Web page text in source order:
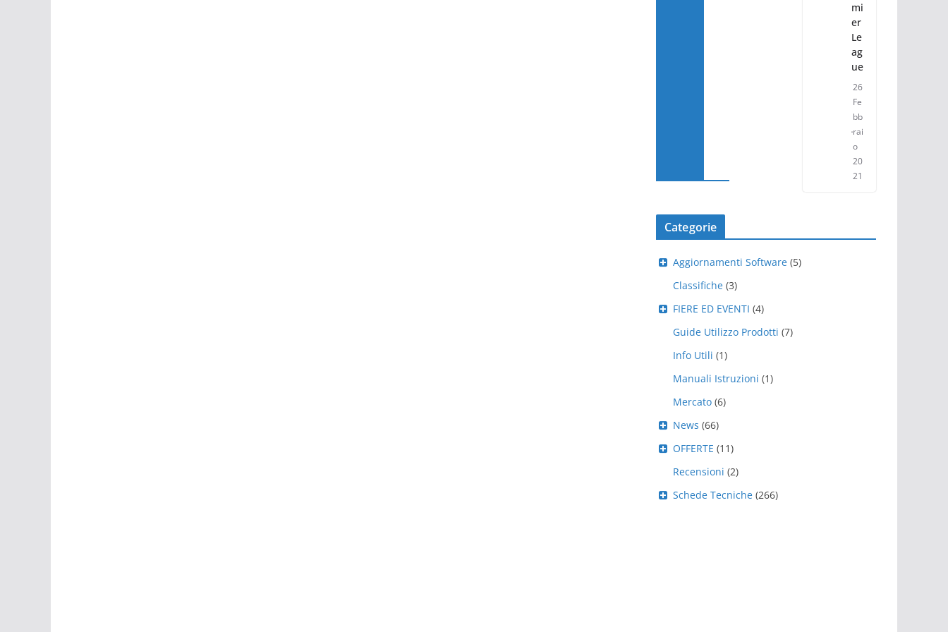
mi
er
Le
ag
ue
26
Fe
bb
rai
o
20
21
Categorie
Aggiornamenti Software(5)
Classifiche(3)
FIERE ED EVENTI (4)
Guide Utilizzo Prodotti (7)
Info Utili (1)
Manuali Istruzioni (1)
Mercato(6)
News (66)
OFFERTE (11)
Recensioni (2)
Schede Tecniche(266)